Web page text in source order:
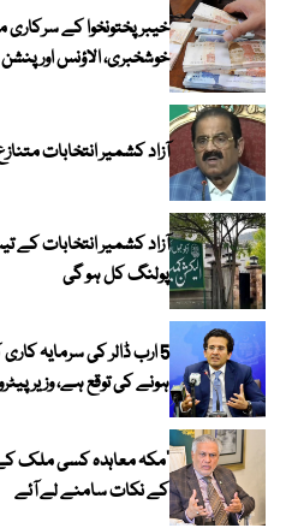
خیبرپختونخوا کے سرکاری
خوشخبری، الاؤنس اور
آزاد کشمیر انتخابات
پولنگ کل ہو گی
5 ارب ڈالر کی سرمایہ
ہونے کی توقع ہے، وزیر
‘مکہ معاہدہ کسی ملک
کے نکات سامنے لے آئے